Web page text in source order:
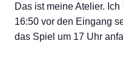
Das ist meine Atelier.
16:50 vor den Eingang
das Spiel um 17 Uhr